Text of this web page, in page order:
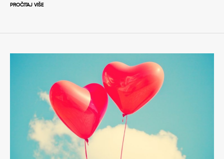
PROČITAJ VIŠE